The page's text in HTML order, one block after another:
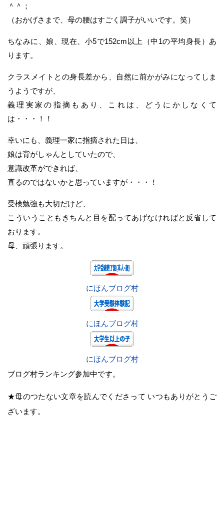
＾＾；
（おかげさまで、母の腰はすごく調子がいいです。笑）
ちなみに、娘、現在、小5で152cm以上（中1の平均身長）あ
ります。
クラスメイトとの身長差から、自然に前かがみになってしま
うようですが、
義理実家の指摘もあり、これは、どうにかしなくて
は・・・！！
幸いにも、義理一家に指摘された日は、
娘は背がしゃんとしていたので、
意識改革ができれば、
直るのではないかと思っていますが・・・！
受検勉強も大切だけど、
こういうこともきちんと目を配ってあげなければと反省して
おります。
母、頑張ります。
にほんブログ村
にほんブログ村
にほんブログ村
ブログ村ランキング参加中です。
★母のつたない文章を読んでくださって いつもありがとうご
ざいます。